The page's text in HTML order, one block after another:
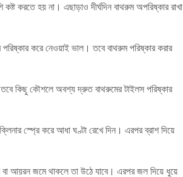
করতে হয় না। এছাড়াও দীর্ঘদিন বাথরুম অপরিষ্কার রাখা
করে নেওয়াই ভাল। তবে বাথরুম পরিষ্কার করার
তবে কিছু কৌশলে অবশ্য দ্রুত বাথরুমের টাইলস পরিষ্কার
স্প্রে করে আধা ঘণ্টা রেখে দিন। এরপর ব্রাশ দিয়ে
বা আয়রন জমে থাকলে তা উঠে যাবে। এরপর জল দিয়ে ধুয়ে